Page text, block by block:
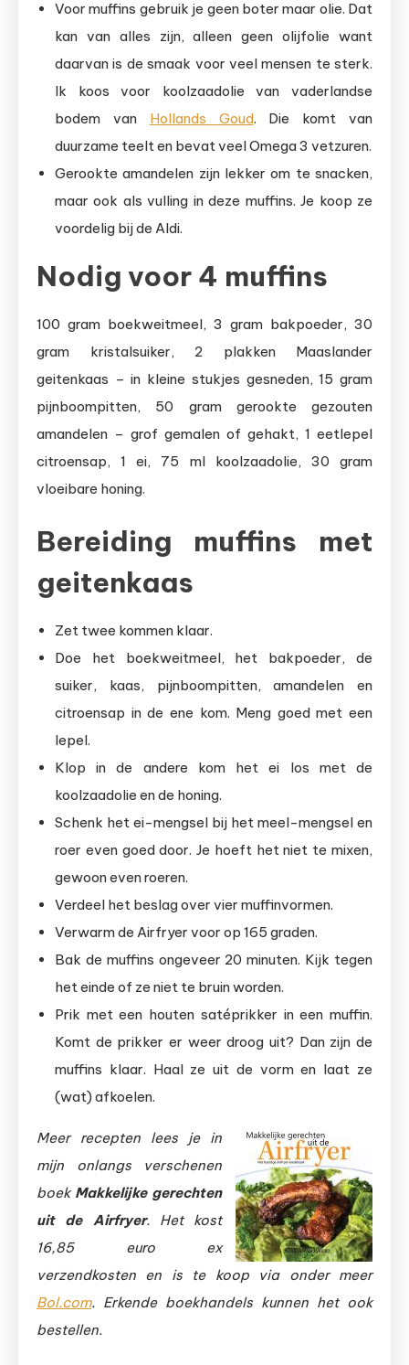
Voor muffins gebruik je geen boter maar olie. Dat
kan van alles zijn, alleen geen olijfolie want
daarvan is de smaak voor veel mensen te sterk.
Ik koos voor koolzaadolie van vaderlandse
bodem van Hollands Goud. Die komt van
duurzame teelt en bevat veel Omega 3 vetzuren.
Gerookte amandelen zijn lekker om te snacken,
maar ook als vulling in deze muffins. Je koop ze
voordelig bij de Aldi.
Nodig voor 4 muffins
100 gram boekweitmeel, 3 gram bakpoeder, 30
gram kristalsuiker, 2 plakken Maaslander
geitenkaas – in kleine stukjes gesneden, 15 gram
pijnboompitten, 50 gram gerookte gezouten
amandelen – grof gemalen of gehakt, 1 eetlepel
citroensap, 1 ei, 75 ml koolzaadolie, 30 gram
vloeibare honing.
Bereiding muffins met
geitenkaas
Zet twee kommen klaar.
Doe het boekweitmeel, het bakpoeder, de
suiker, kaas, pijnboompitten, amandelen en
citroensap in de ene kom. Meng goed met een
lepel.
Klop in de andere kom het ei los met de
koolzaadolie en de honing.
Schenk het ei-mengsel bij het meel-mengsel en
roer even goed door. Je hoeft het niet te mixen,
gewoon even roeren.
Verdeel het beslag over vier muffinvormen.
Verwarm de Airfryer voor op 165 graden.
Bak de muffins ongeveer 20 minuten. Kijk tegen
het einde of ze niet te bruin worden.
Prik met een houten satéprikker in een muffin.
Komt de prikker er weer droog uit? Dan zijn de
muffins klaar. Haal ze uit de vorm en laat ze
(wat) afkoelen.
Meer recepten lees je in
mijn onlangs verschenen
boek Makkelijke gerechten
uit de Airfryer. Het kost
16,85 euro ex
verzendkosten en is te koop via onder meer
Bol.com. Erkende boekhandels kunnen het ook
bestellen.